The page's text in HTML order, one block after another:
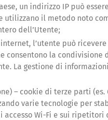
un indirizzo IP può
il metodo noto
dell’Utente;
l’utente può
consentono la condivisione
La gestione di
– cookie di terze parti
varie tecnologie per
Wi-Fi e sui